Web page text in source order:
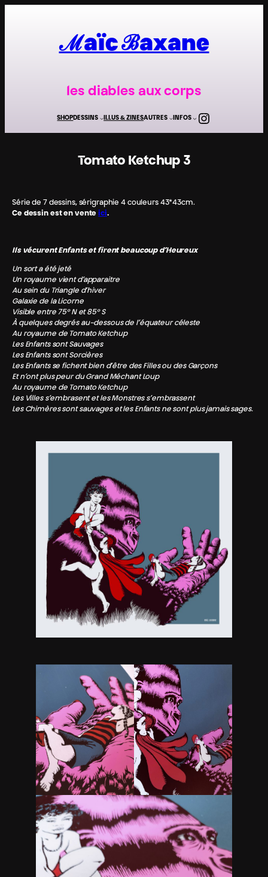
ℳaïc ℬaxane
les diables aux corps
SHOPDESSINS ILLUS & ZINESAUTRES INFOS Instagram
Tomato Ketchup 3
Série de 7 dessins, sérigraphie 4 couleurs 43*43cm.
Ce dessin est en venteici.
Ils vécurent Enfants et firent beaucoup d’Heureux
Un sort a été jeté
Un royaume vient d’apparaitre
Au sein du Triangle d’hiver
Galaxie de la Licorne
Visible entre 75° N et 85° S
À quelques degrés au-dessous de l’équateur céleste
Au royaume de Tomato Ketchup
Les Enfants sont Sauvages
Les Enfants sont Sorcières
Les Enfants se fichent bien d’être des Filles ou des Garçons
Et n’ont plus peur du Grand Méchant Loup
Au royaume de Tomato Ketchup
Les Villes s’embrasent et les Monstres s’embrassent
Les Chimères sont sauvages et les Enfants ne sont plus jamais sages.